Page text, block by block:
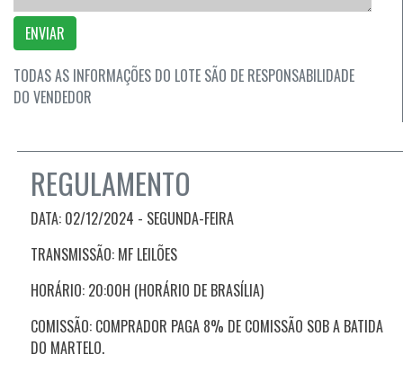
ENVIAR
TODAS AS INFORMAÇÕES DO LOTE SÃO DE RESPONSABILIDADE
DO VENDEDOR
REGULAMENTO
DATA: 02/12/2024 - SEGUNDA-FEIRA
TRANSMISSÃO: MF LEILÕES
HORÁRIO: 20:00H (HORÁRIO DE BRASÍLIA)
COMISSÃO: COMPRADOR PAGA 8% DE COMISSÃO SOB A BATIDA
DO MARTELO.